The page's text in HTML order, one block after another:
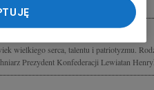
wielkiego serca, talentu i patriotyzmu.
Prezydent Konfederacji Lewiatan